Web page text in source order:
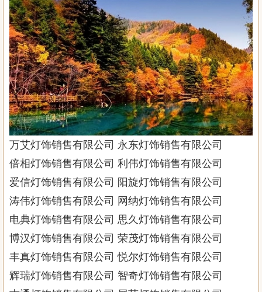
万艾灯饰销售有限公司 永东灯饰销售有限公司
倍相灯饰销售有限公司 利伟灯饰销售有限公司
爱信灯饰销售有限公司 阳旋灯饰销售有限公司
涛伟灯饰销售有限公司 网纳灯饰销售有限公司
电典灯饰销售有限公司 思久灯饰销售有限公司
博汉灯饰销售有限公司 荣茂灯饰销售有限公司
丰真灯饰销售有限公司 悦尔灯饰销售有限公司
辉瑞灯饰销售有限公司 智奇灯饰销售有限公司